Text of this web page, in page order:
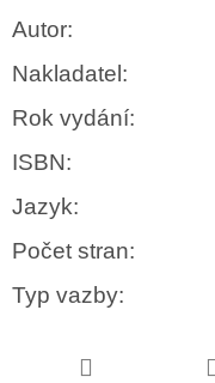
Autor:
Nakladatel :
Rok vydání:
ISBN:
Jazyk:
Počet stran:
Typ vazby: